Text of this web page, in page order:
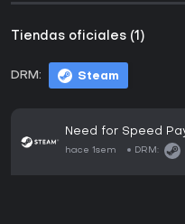
Tiendas oficiales (1)
DRM: Steam
Need for Speed
hace 1sem DRM: